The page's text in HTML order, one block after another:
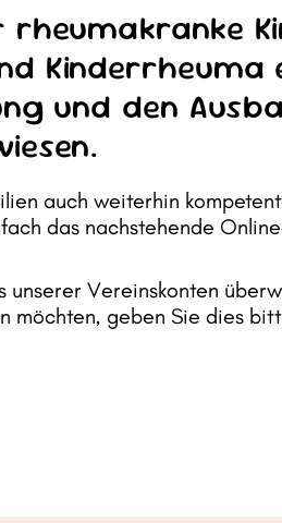
Kinderrheuma
und den
auch weiterhin
das nachstehende
Vereinskonten
möchten, geben Sie dies